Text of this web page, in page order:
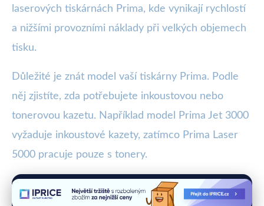
laserových tiskárnách Prima, kde vynikají rychlostí
a nižšími provozními náklady při velkých objemech
tisku.
Důležité je znát model vaší tiskárny Prima. Podle
něj zjistíte, zda potřebujete inkoustovou nebo
tonerovou kazetu. Například model Prima Jet 3000
vyžaduje inkoustové kazety, zatímco Prima Laser
5000 pracuje pouze s tonery.